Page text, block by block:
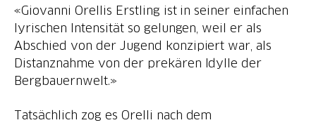
«Giovanni Orellis Erstling ist in seiner einfachen
lyrischen Intensität so gelungen, weil er als
Abschied von der Jugend konzipiert war, als
Distanznahme von der prekären Idylle der
Bergbauernwelt.»
Tatsächlich zog es Orelli nach dem